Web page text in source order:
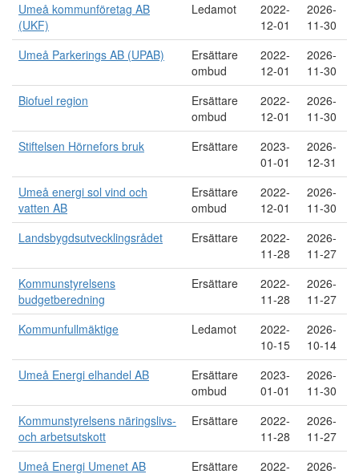
Umeå kommunföretag AB
(UKF)
Ledamot
2022-
12-01
2026-
11-30
Umeå Parkerings AB (UPAB)
Ersättare
ombud
2022-
12-01
2026-
11-30
Biofuel region
Ersättare
ombud
2022-
12-01
2026-
11-30
Stiftelsen Hörnefors bruk
Ersättare
2023-
01-01
2026-
12-31
Umeå energi sol vind och
vatten AB
Ersättare
ombud
2022-
12-01
2026-
11-30
Landsbygdsutvecklingsrådet
Ersättare
2022-
11-28
2026-
11-27
Kommunstyrelsens
budgetberedning
Ersättare
2022-
11-28
2026-
11-27
Kommunfullmäktige
Ledamot
2022-
10-15
2026-
10-14
Umeå Energi elhandel AB
Ersättare
ombud
2023-
01-01
2026-
11-30
Kommunstyrelsens näringslivs-
och arbetsutskott
Ersättare
2022-
11-28
2026-
11-27
Umeå Energi Umenet AB
Ersättare 2022- 2026-